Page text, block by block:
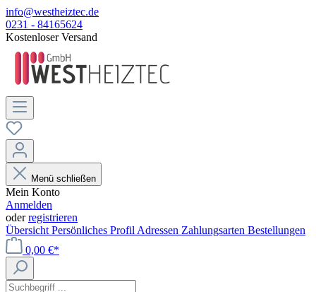
info@westheiztec.de
0231 - 84165624
Kostenloser Versand
Menü schließen
Mein Konto
Anmelden
oderregistrieren
Übersicht Persönliches Profil Adressen Zahlungsarten Bestellungen
0,00 €*